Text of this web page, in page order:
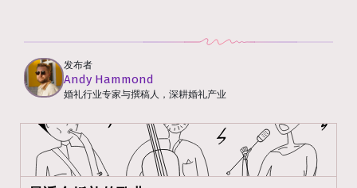
发布者
Andy Hammond
婚礼行业专家与撰稿人，深耕婚礼产业